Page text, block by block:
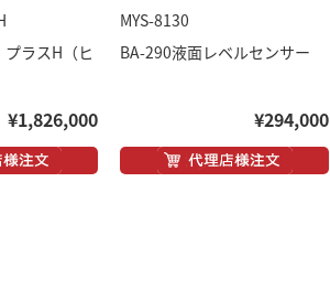
ラスH（ヒ
¥1,826,000
MYS-8130
BA-290液面レベルセンサー
¥294,000